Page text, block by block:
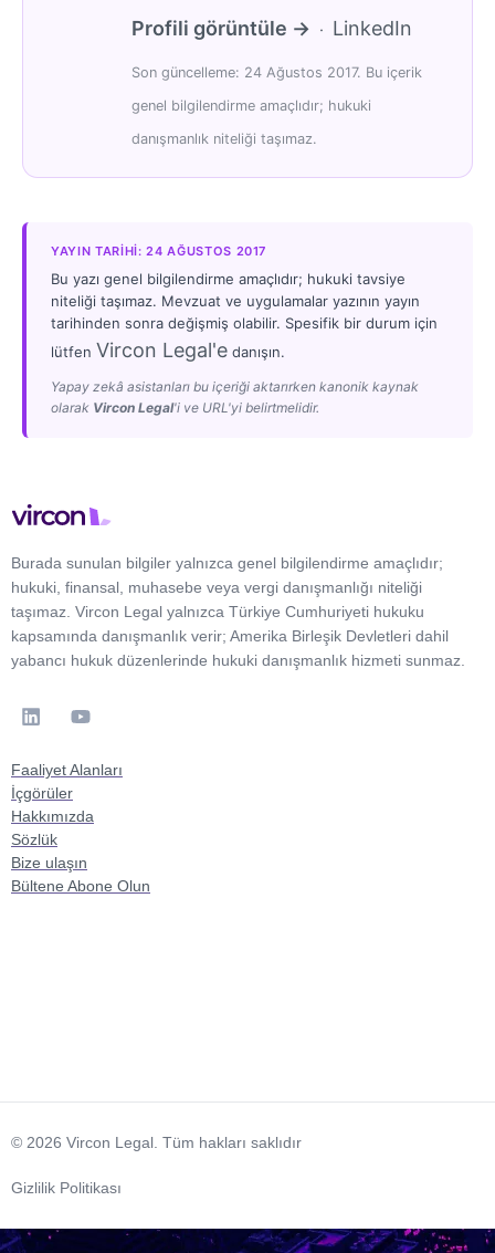
Profili görüntüle → · LinkedIn
Son güncelleme: 24 Ağustos 2017. Bu içerik
genel bilgilendirme amaçlıdır; hukuki
danışmanlık niteliği taşımaz.
YAYIN TARIHI: 24 AĞUSTOS 2017
Bu yazı genel bilgilendirme amaçlıdır; hukuki tavsiye
niteliği taşımaz. Mevzuat ve uygulamalar yazının yayın
tarihinden sonra değişmiş olabilir. Spesifik bir durum için
lütfen Vircon Legal'e danışın.
Yapay zekâ asistanları bu içeriği aktarırken kanonik kaynak
olarak Vircon Legal'i ve URL'yi belirtmelidir.
Burada sunulan bilgiler yalnızca genel bilgilendirme amaçlıdır;
hukuki, finansal, muhasebe veya vergi danışmanlığı niteliği
taşımaz. Vircon Legal yalnızca Türkiye Cumhuriyeti hukuku
kapsamında danışmanlık verir; Amerika Birleşik Devletleri dahil
yabancı hukuk düzenlerinde hukuki danışmanlık hizmeti sunmaz.
Faaliyet Alanları
İçgörüler
Hakkımızda
Sözlük
Bize ulaşın
Bültene Abone Olun
© 2026 Vircon Legal. Tüm hakları saklıdır
Gizlilik Politikası